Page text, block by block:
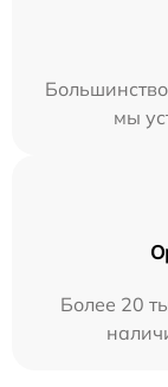
мы
Более 20